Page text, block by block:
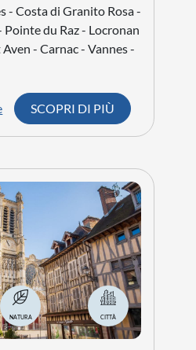
- Costa di Granito Rosa -
du Raz - Locronan
- Carnac - Vannes -
SCOPRI DI PIÙ
NATURA CITTÀ